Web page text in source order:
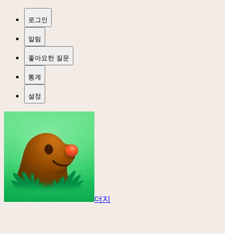
로그인
알림
좋아요한 질문
통계
설정
더지